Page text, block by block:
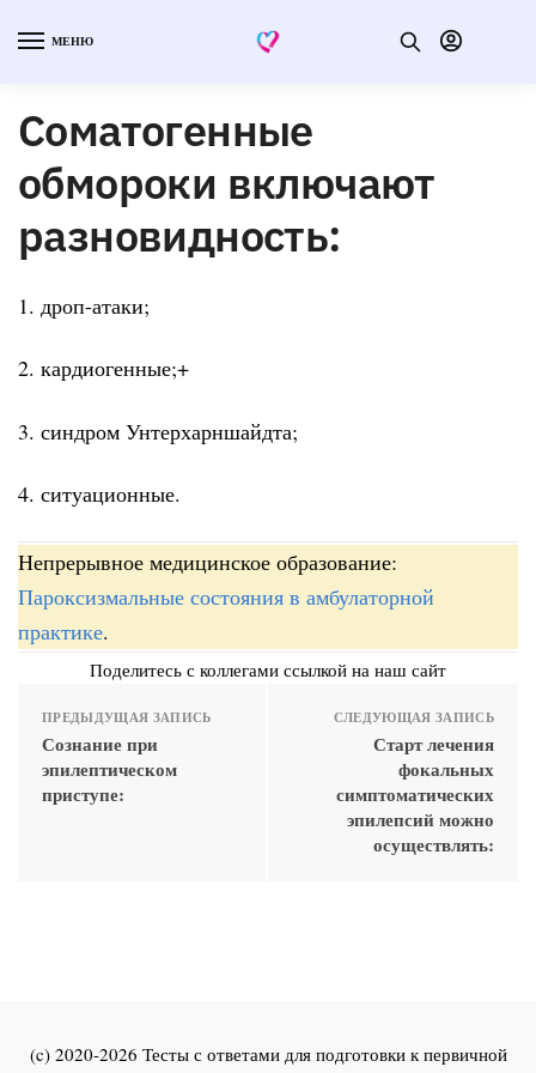
МЕНЮ
Соматогенные
обмороки включают
разновидность:
1. дроп-атаки;
2. кардиогенные;+
3. синдром Унтерхарншайдта;
4. ситуационные.
Непрерывное медицинское образование:
Пароксизмальные состояния в амбулаторной
практике.
Поделитесь с коллегами ссылкой на наш сайт
ПРЕДЫДУЩАЯ ЗАПИСЬ
Сознание при
эпилептическом
приступе:
СЛЕДУЮЩАЯ ЗАПИСЬ
Старт лечения
фокальных
симптоматических
эпилепсий можно
осуществлять:
(c) 2020-2026 Тесты с ответами для подготовки к первичной